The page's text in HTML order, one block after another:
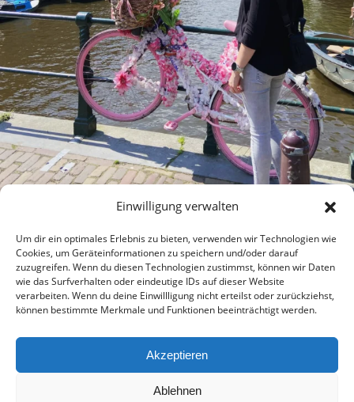
Einwilligung verwalten
Um dir ein optimales Erlebnis zu bieten, verwenden wir Technologien wie
Cookies, um Geräteinformationen zu speichern und/oder darauf
zuzugreifen. Wenn du diesen Technologien zustimmst, können wir Daten
wie das Surfverhalten oder eindeutige IDs auf dieser Website
verarbeiten. Wenn du deine Einwillligung nicht erteilst oder zurückziehst,
können bestimmte Merkmale und Funktionen beeinträchtigt werden.
Akzeptieren
Ablehnen
2026 wirsindmalreisen © |Bard Theme von